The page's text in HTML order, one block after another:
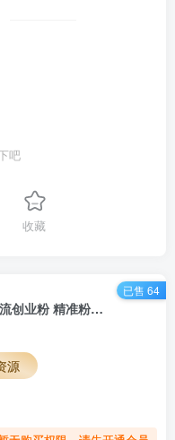
吧
收藏
首发价值4000 小红书无限艾特暴力引流创业粉 精准粉揭秘教程
源
已售 64